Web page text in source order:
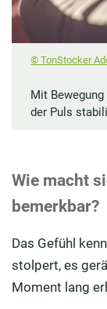
© TonStocker
Mit
der Puls
Wie macht
bemerkbar?
Das Gefühl
stolpert, es
Moment lang